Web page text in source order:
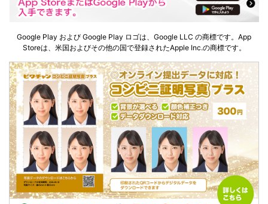
Google Play および Google Play ロゴは、Google LLC の商標です。App
Storeは、米国およびその他の国で登録されたApple Inc.の商標です。